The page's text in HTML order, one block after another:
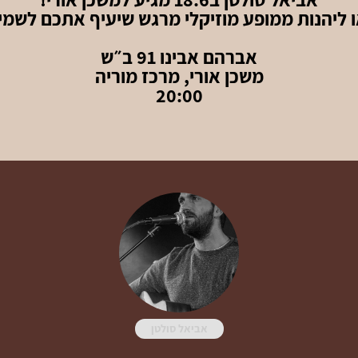
ליהנות ממופע מוזיקלי מרגש שיעיף אתכם
אברהם אבינו 91 ב״ש
משכן אורי, מרכז מוריה
20:00